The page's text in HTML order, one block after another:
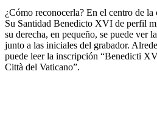
¿Cómo reconocerla? En el centro de la
Su Santidad Benedicto XVI de perfil
su derecha, en pequeño, se puede ver la
junto a las iniciales del grabador.
puede leer la inscripción “Benedicti
Città del Vaticano”.